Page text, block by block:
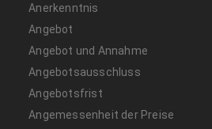
Anerkenntnis
Angebot
Angebot und Annahme
Angebotsausschluss
Angebotsfrist
Angemessenheit der Preise